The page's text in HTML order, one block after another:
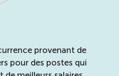
provenant de
pour des postes qui